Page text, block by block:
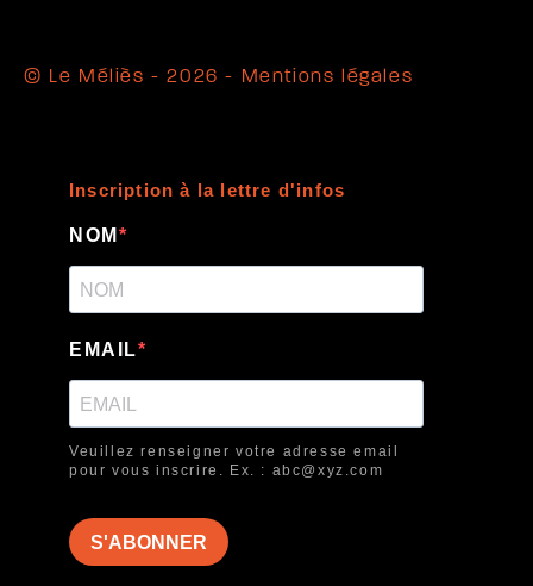
© Le Méliès - 2026 - Mentions légales
Inscription à la lettre d'infos
NOM
EMAIL
Veuillez renseigner votre adresse email
pour vous inscrire. Ex. : abc@xyz.com
S'ABONNER